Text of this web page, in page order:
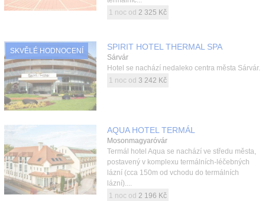
1 noc od 2 325 Kč
SKVĚLÉ HODNOCENÍ SPIRIT HOTEL THERMAL SPA
Sárvár
Hotel se nachází nedaleko centra města Sárvár.
1 noc od 3 242 Kč
AQUA HOTEL TERMÁL
Mosonmagyaróvár
Termál hotel Aqua se nachází ve středu města,
postavený v komplexu termálních-léčebných
lázní (cca 150m od vchodu do termálních
lázní)....
1 noc od 2 196 Kč